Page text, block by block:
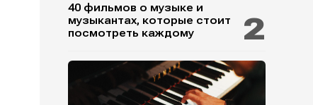
40 фильмов о музыке и
музыкантах, которые стоит
посмотреть каждому